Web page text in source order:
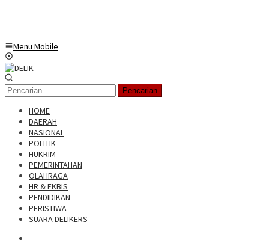
Menu Mobile
Pencarian
HOME
DAERAH
NASIONAL
POLITIK
HUKRIM
PEMERINTAHAN
OLAHRAGA
HR & EKBIS
PENDIDIKAN
PERISTIWA
SUARA DELIKERS